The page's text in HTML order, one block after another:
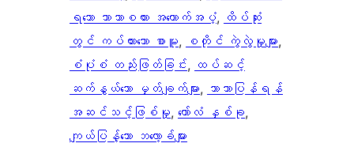
ရသော ဘာသာစကား အထောက်အပံ့, ထိပ်ဆုံး
တွင် ကပ်ထားသော စာမူ, စတိုင် ကွဲလွဲမှုများ
စံပုံစံ တည်းဖြတ်ခြင်း, ထပ်ဆင့်
ဆက်နွယ်သော မှတ်ချက်များ, ဘာသာပြန်ရန်
အဆင်သင့်ဖြစ်မှု, ကော်လံ နှစ်ခု
ကျယ်ပြန့်သော ဘလော့ခ်များ